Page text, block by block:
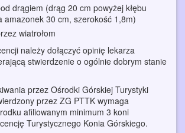
drągiem (drąg 20 cm powyżej kłębu
amazonek 30 cm, szerokość 1,8m)
wiatrołom
należy dołączyć opinię lekarza
stwierdzenie o ogólnie dobrym stanie
przez Ośrodki Górskiej Turystyki
przez ZG PTTK wymaga
afiliowanym minimum 3 koni
Turystycznego Konia Górskiego.